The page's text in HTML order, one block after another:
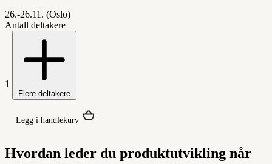
26.-26.11. (Oslo)
Antall deltakere
1
Flere deltakere
Legg i handlekurv
Hvordan leder du produktutvikling når